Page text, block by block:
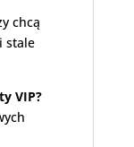
chcą
stale
VIP?